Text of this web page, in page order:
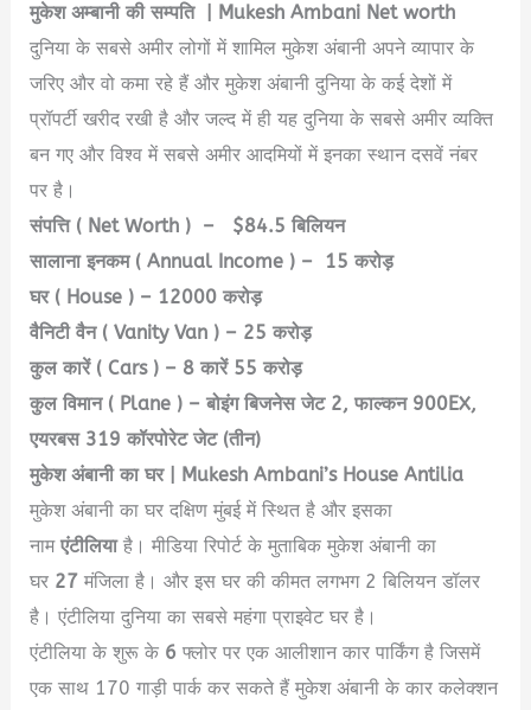
मुकेश अम्बानी की सम्पति | Mukesh Ambani Net worth
दुनिया के सबसे अमीर लोगों में शामिल मुकेश अंबानी अपने व्यापार के
जरिए और वो कमा रहे हैं और मुकेश अंबानी दुनिया के कई देशों में
प्रॉपर्टी खरीद रखी है और जल्द में ही यह दुनिया के सबसे अमीर व्यक्ति
बन गए और विश्व में सबसे अमीर आदमियों में इनका स्थान दसवें नंबर
पर है।
संपत्ति ( Net Worth ) – $84.5 बिलियन
सालाना इनकम ( Annual Income ) – 15 करोड़
घर ( House ) – 12000 करोड़
वैनिटी वैन ( Vanity Van ) – 25 करोड़
कुल कारें ( Cars ) – 8 कारें 55 करोड़
कुल विमान ( Plane ) – बोइंग बिजनेस जेट 2, फाल्कन 900EX,
एयरबस 319 कॉरपोरेट जेट (तीन)
मुकेश अंबानी का घर | Mukesh Ambani’s House Antilia
मुकेश अंबानी का घर दक्षिण मुंबई में स्थित है और इसका
नामएंटीलियाहै। मीडिया रिपोर्ट के मुताबिक मुकेश अंबानी का
घर 27मंजिला है। और इस घर की कीमत लगभग 2 बिलियन डॉलर
है। एंटीलिया दुनिया का सबसे महंगा प्राइवेट घर है।
एंटीलिया के शुरू के 6 फ्लोर पर एक आलीशान कार पार्किंग है जिसमें
एक साथ 170 गाड़ी पार्क कर सकते हैं मुकेश अंबानी के कार कलेक्शन